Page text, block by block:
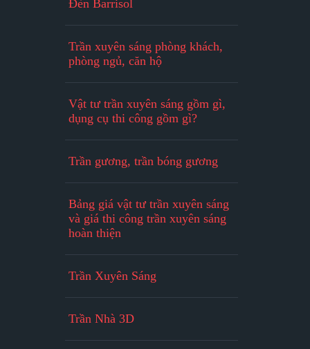
Đèn Barrisol
Trần xuyên sáng phòng khách,
phòng ngủ, căn hộ
Vật tư trần xuyên sáng gồm gì,
dụng cụ thi công gồm gì?
Trần gương, trần bóng gương
Bảng giá vật tư trần xuyên sáng
và giá thi công trần xuyên sáng
hoàn thiện
Trần Xuyên Sáng
Trần Nhà 3D